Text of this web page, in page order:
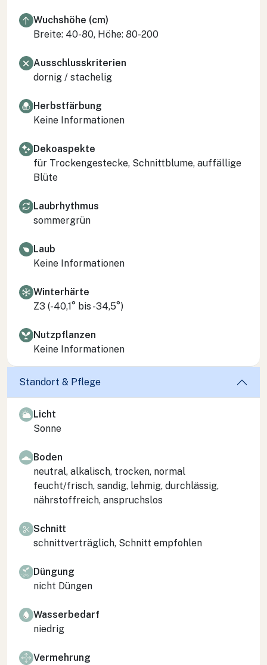
Wuchshöhe (cm)
Breite: 40-80, Höhe: 80-200
Ausschlusskriterien
dornig / stachelig
Herbstfärbung
Keine Informationen
Dekoaspekte
für Trockengestecke, Schnittblume, auffällige
Blüte
Laubrhythmus
sommergrün
Laub
Keine Informationen
Winterhärte
Z3 (-40,1° bis -34,5°)
Nutzpflanzen
Keine Informationen
Standort & Pflege
Licht
Sonne
Boden
neutral, alkalisch, trocken, normal
feucht/frisch, sandig, lehmig, durchlässig,
nährstoffreich, anspruchslos
Schnitt
schnittverträglich, Schnitt empfohlen
Düngung
nicht Düngen
Wasserbedarf
niedrig
Vermehrung